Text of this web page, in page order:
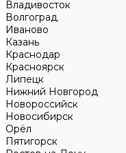
Владивосток
Волгоград
Иваново
Казань
Краснодар
Красноярск
Липецк
Нижний Новгород
Новороссийск
Новосибирск
Орёл
Пятигорск